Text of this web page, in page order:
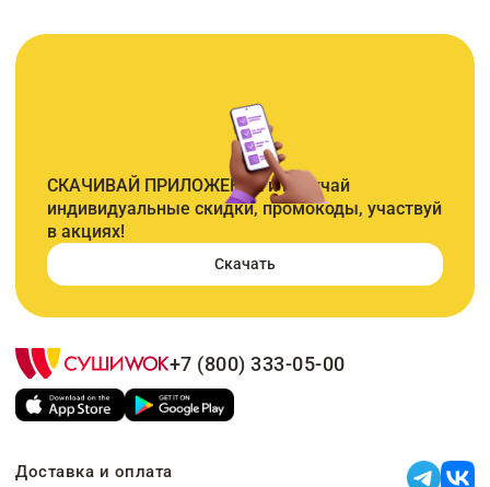
СКАЧИВАЙ ПРИЛОЖЕНИЕ и получай
индивидуальные скидки, промокоды, участвуй
в акциях!
Скачать
+7 (800) 333-05-00
Доставка и оплата